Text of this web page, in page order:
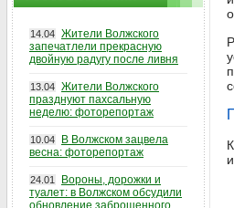
14.04 Жители Волжского
запечатлели прекрасную
двойную радугу после ливня
13.04 Жители Волжского
празднуют пахсальную
неделю: фоторепортаж
10.04
В Волжском зацвела
весна: фоторепортаж
24.01
Вороны, дорожки и
туалет: в Волжском обсудили
обновление заброшенного